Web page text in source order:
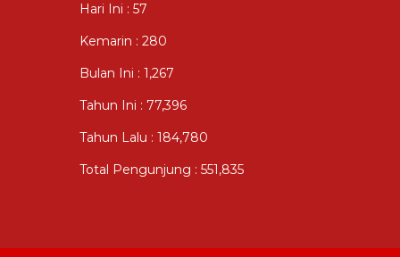
Hari Ini : 57
Kemarin : 280
Bulan Ini : 1,267
Tahun Ini : 77,396
Tahun Lalu : 184,780
Total Pengunjung : 551,835